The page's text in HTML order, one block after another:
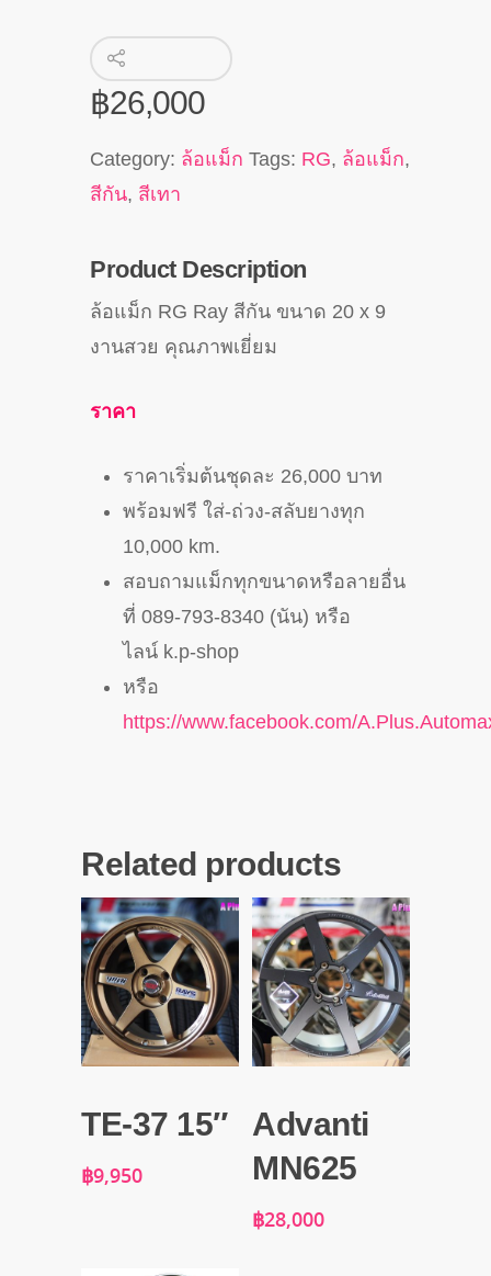
฿26,000
Category: ล้อแม็ก Tags: RG, ล้อแม็ก,
สีกัน, สีเทา
Product Description
ล้อแม็ก RG Ray สีกัน ขนาด 20 x 9
งานสวย คุณภาพเยี่ยม
ราคา
ราคาเริ่มต้นชุดละ 26,000 บาท
พร้อมฟรี ใส่-ถ่วง-สลับยางทุก
10,000 km.
สอบถามแม็กทุกขนาดหรือลายอื่น
ที่ 089-793-8340 (นัน) หรือ
ไลน์ k.p-shop
หรือ
https://www.facebook.com/
Related products
TE-37 15″
฿9,950
Advanti
MN625
฿28,000